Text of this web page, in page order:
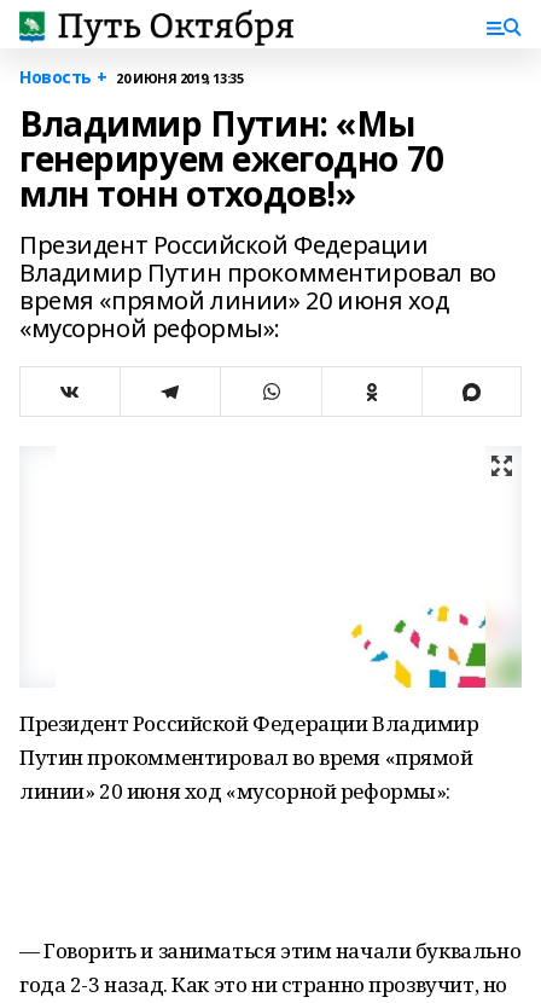
Новость + 20 ИЮНЯ 2019, 13:35
Владимир Путин: «Мы
генерируем ежегодно 70
млн тонн отходов!»
Президент Российской Федерации
Владимир Путин прокомментировал во
время «прямой линии» 20 июня ход
«мусорной реформы»:
Президент Российской Федерации Владимир
Путин прокомментировал во время «прямой
линии» 20 июня ход «мусорной реформы»:
— Говорить и заниматься этим начали буквально
года 2-3 назад. Как это ни странно прозвучит, но